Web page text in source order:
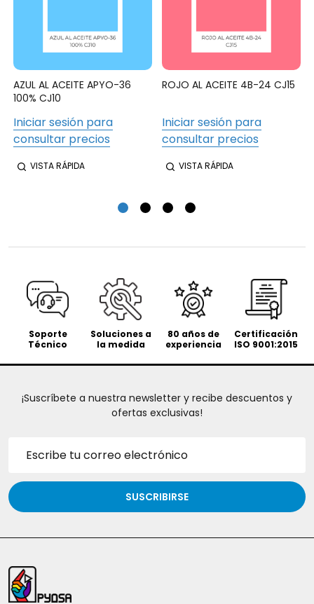
AZUL AL ACEITE APYO-36
100% CJ10
Iniciar sesión para
consultar precios
VISTA RÁPIDA
ROJO AL ACEITE 4B-24 CJ15
Iniciar sesión para
consultar precios
VISTA RÁPIDA
Soporte
Técnico
Soluciones a
la medida
80 años de
experiencia
Certificación
ISO 9001:2015
¡Suscríbete a nuestra newsletter y recibe descuentos y
ofertas exclusivas!
correo
electrónico
SUSCRIBIRSE
Inicio
del